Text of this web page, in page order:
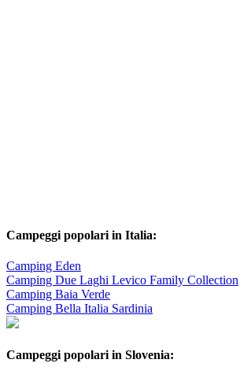
Campeggi popolari in Italia:
Camping Eden
Camping Due Laghi Levico Family Collection
Camping Baia Verde
Camping Bella Italia Sardinia
Campeggi popolari in Slovenia: